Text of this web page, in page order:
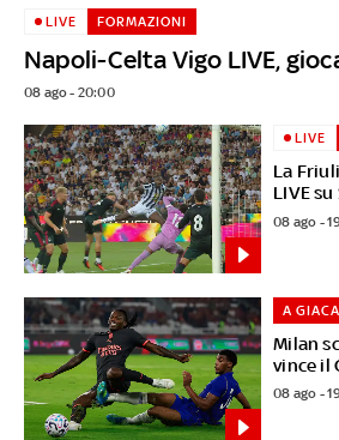
Napoli-Celta Vigo LIVE,
LIVE FORMAZIONI
08 ago - 20:00
La
LIVE su
LIVE
08 ago -
Milan
vince il
A
08 ago -